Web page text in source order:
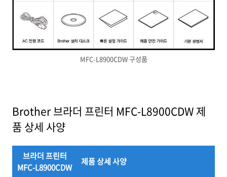
MFC-L8900CDW 구성품
Brother 브라더 프린터 MFC-L8900CDW 제
품 상세 사양
브라더 프린터
MFC-L8900CDW
제품 상세 사양